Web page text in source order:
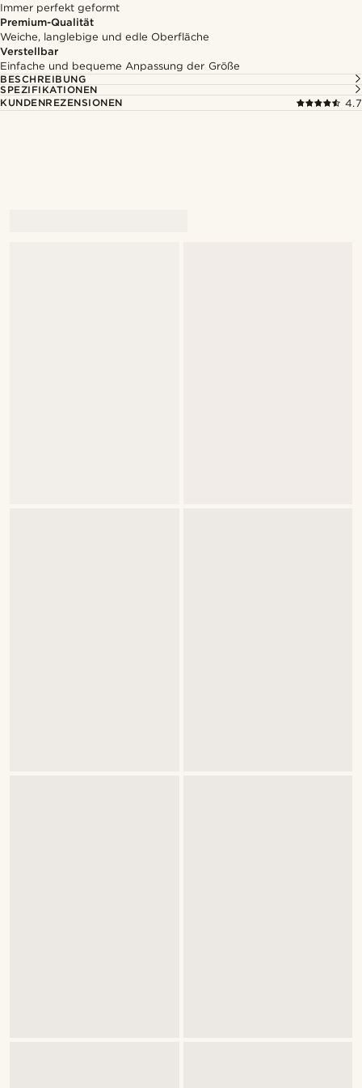
Immer perfekt geformt
Premium-Qualität
Weiche, langlebige und edle Oberfläche
Verstellbar
Einfache und bequeme Anpassung der Größe
BESCHREIBUNG
SPEZIFIKATIONEN
KUNDENREZENSIONEN
4.7